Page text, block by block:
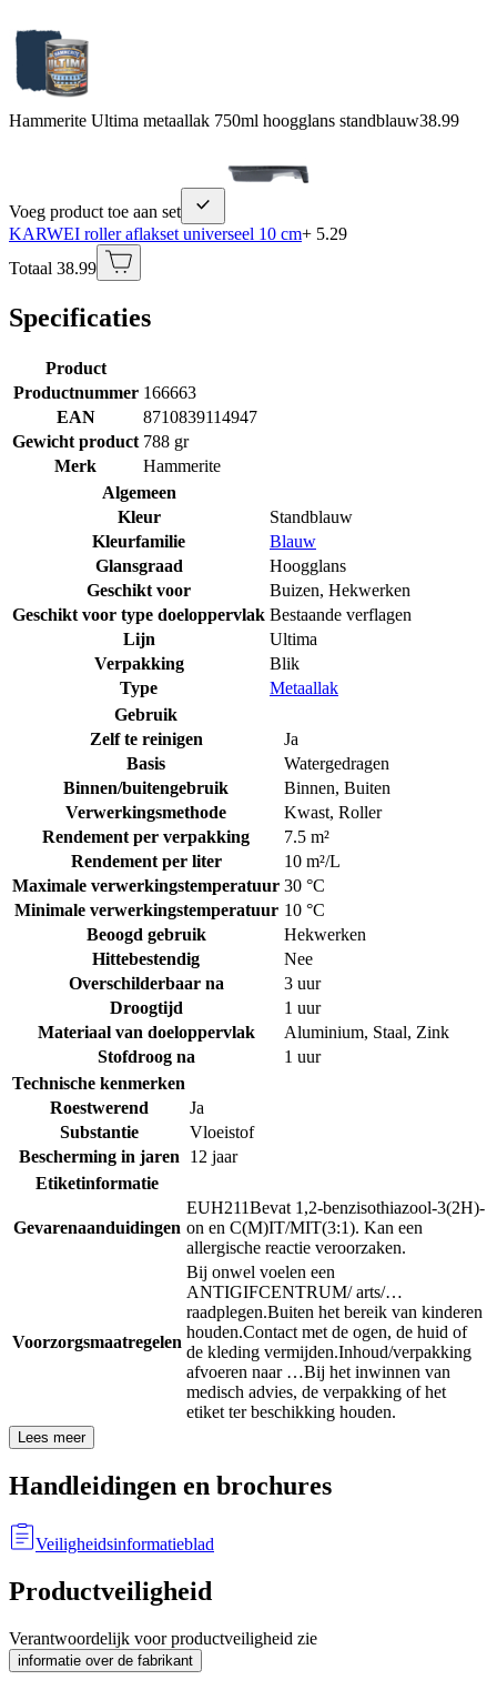
Hammerite Ultima metaallak 750ml hoogglans standblauw38.99
Voeg product toe aan set
KARWEI roller aflakset universeel 10 cm+ 5.29
Totaal 38.99
Specificaties
Product
Productnummer 166663
EAN
8710839114947
Gewicht product 788 gr
Merk
Hammerite
Algemeen
Kleur
Standblauw
Kleurfamilie
Blauw
Glansgraad
Hoogglans
Geschikt voor
Buizen, Hekwerken
Geschikt voor type doeloppervlak Bestaande verflagen
Lijn
Ultima
Verpakking
Blik
Type
Metaallak
Gebruik
Zelf te reinigen
Ja
Basis
Watergedragen
Binnen/buitengebruik
Binnen, Buiten
Verwerkingsmethode
Kwast, Roller
Rendement per verpakking
7.5 m²
Rendement per liter
10 m²/L
Maximale verwerkingstemperatuur 30 °C
Minimale verwerkingstemperatuur 10 °C
Beoogd gebruik
Hekwerken
Hittebestendig
Nee
Overschilderbaar na
3 uur
Droogtijd
1 uur
Materiaal van doeloppervlak
Aluminium, Staal, Zink
Stofdroog na
1 uur
Technische kenmerken
Roestwerend
Ja
Substantie
Vloeistof
Bescherming in jaren
12 jaar
Etiketinformatie
Gevarenaanduidingen
EUH211Bevat 1,2-benzisothiazool-3(2H)-
on en C(M)IT/MIT(3:1). Kan een
allergische reactie veroorzaken.
Voorzorgsmaatregelen
Bij onwel voelen een
ANTIGIFCENTRUM/ arts/…
raadplegen.Buiten het bereik van kinderen
houden.Contact met de ogen, de huid of
de kleding vermijden.Inhoud/verpakking
afvoeren naar …Bij het inwinnen van
medisch advies, de verpakking of het
etiket ter beschikking houden.
Lees meer
Handleidingen en brochures
Veiligheidsinformatieblad
Productveiligheid
Verantwoordelijk voor productveiligheid zie
informatie over de fabrikant